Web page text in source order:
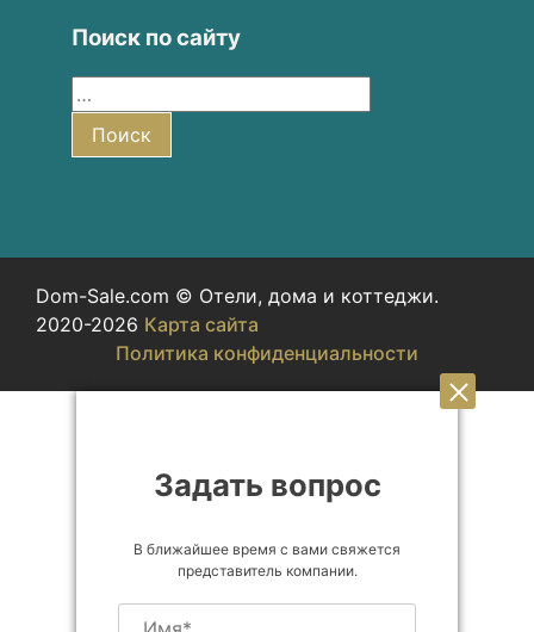
Поиск по сайту
Поиск
Dom-Sale.com © Отели, дома и коттеджи.
2020-2026 Карта сайта
Политика конфиденциальности
Задать вопрос
В ближайшее время с вами свяжется
представитель компании.